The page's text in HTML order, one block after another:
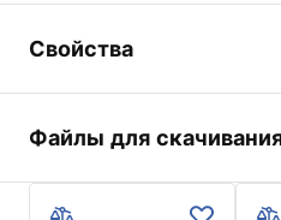
Свойства
Размер дверей
Направление дверей
Файлы для